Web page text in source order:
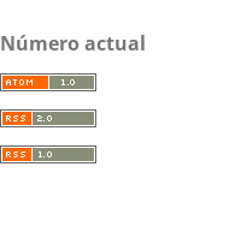
Número actual